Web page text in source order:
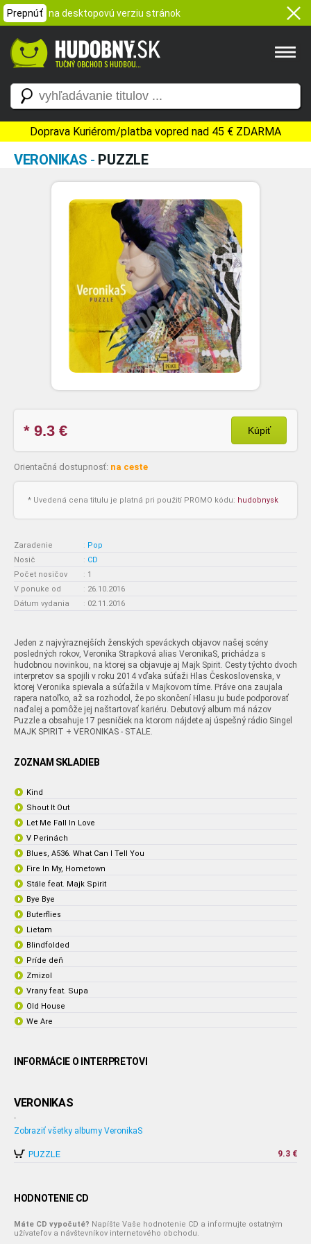
Prepnúť na desktopovú verziu stránok
Doprava Kuriérom/platba vopred nad 45 € ZDARMA
VERONIKAS - PUZZLE
* 9.3 € Kúpiť
Orientačná dostupnosť: na ceste
* Uvedená cena titulu je platná pri použití PROMO kódu: hudobnysk
Zaradenie : Pop
Nosič
: CD
Počet nosičov
: 1
V ponuke od
: 26.10.2016
Dátum vydania
: 02.11.2016
Jeden z najvýraznejších ženských speváckych objavov našej scény
posledných rokov, Veronika Strapková alias VeronikaS, prichádza s
hudobnou novinkou, na ktorej sa objavuje aj Majk Spirit. Cesty týchto dvoch
interpretov sa spojili v roku 2014 vďaka súťaži Hlas Československa, v
ktorej Veronika spievala a súťažila v Majkovom tíme. Práve ona zaujala
rapera natoľko, až sa rozhodol, že po skončení Hlasu ju bude podporovať
naďalej a pomôže jej naštartovať kariéru. Debutový album má názov
Puzzle a obsahuje 17 pesničiek na ktorom nájdete aj úspešný rádio Singel
MAJK SPIRIT + VERONIKAS - STALE.
ZOZNAM SKLADIEB
Kind
Shout It Out
Let Me Fall In Love
V Perinách
Blues, A536. What Can I Tell You
Fire In My, Hometown
Stále feat. Majk Spirit
Bye Bye
Buterflies
Lietam
Blindfolded
Príde deň
Zmizol
Vrany feat. Supa
Old House
We Are
INFORMÁCIE O INTERPRETOVI
VERONIKAS
-
Zobraziť všetky albumy VeronikaS
PUZZLE 9.3 €
HODNOTENIE CD
Máte CD vypočuté? Napíšte Vaše hodnotenie CD a informujte ostatným
užívateľov a návštevníkov internetového obchodu.